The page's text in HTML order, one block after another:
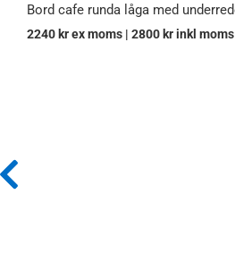
2240 krex moms | 2800 krinkl moms